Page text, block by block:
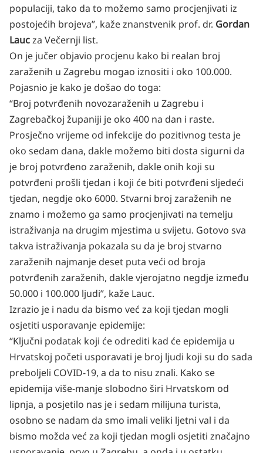
populaciji, tako da to možemo samo procjenjivati iz
postojećih brojeva”, kaže znanstvenik prof. dr. Gordan
Laucza Večernji list.
On je jučer objavio procjenu kako bi realan broj
zaraženih u Zagrebu mogao iznositi i oko 100.000.
Pojasnio je kako je došao do toga:
“Broj potvrđenih novozaraženih u Zagrebu i
Zagrebačkoj županiji je oko 400 na dan i raste.
Prosječno vrijeme od infekcije do pozitivnog testa je
oko sedam dana, dakle možemo biti dosta sigurni da
je broj potvrđeno zaraženih, dakle onih koji su
potvrđeni prošli tjedan i koji će biti potvrđeni sljedeći
tjedan, negdje oko 6000. Stvarni broj zaraženih ne
znamo i možemo ga samo procjenjivati na temelju
istraživanja na drugim mjestima u svijetu. Gotovo sva
takva istraživanja pokazala su da je broj stvarno
zaraženih najmanje deset puta veći od broja
potvrđenih zaraženih, dakle vjerojatno negdje između
50.000 i 100.000 ljudi”, kaže Lauc.
Izrazio je i nadu da bismo već za koji tjedan mogli
osjetiti usporavanje epidemije:
“Ključni podatak koji će odrediti kad će epidemija u
Hrvatskoj početi usporavati je broj ljudi koji su do sada
preboljeli COVID-19, a da to nisu znali. Kako se
epidemija više-manje slobodno širi Hrvatskom od
lipnja, a posjetilo nas je i sedam milijuna turista,
osobno se nadam da smo imali veliki ljetni val i da
bismo možda već za koji tjedan mogli osjetiti značajno